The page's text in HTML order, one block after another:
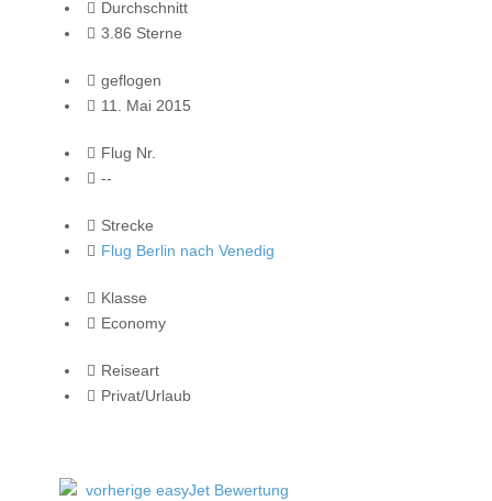
Durchschnitt
3.86 Sterne
geflogen
11. Mai 2015
Flug Nr.
--
Strecke
Flug Berlin nach Venedig
Klasse
Economy
Reiseart
Privat/Urlaub
vorherige easyJet Bewertung